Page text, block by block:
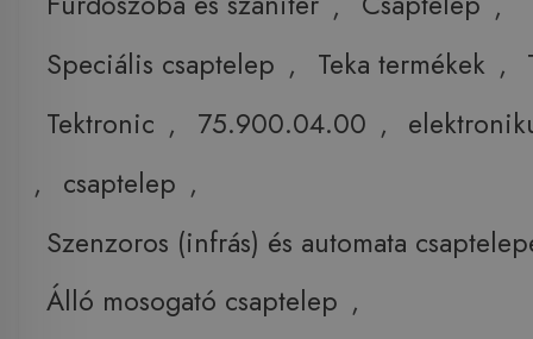
Speciális csaptelep , Teka termékek ,
Tektronic , 75.900.04.00 ,
,
csaptelep ,
Szenzoros (infrás) és automata
Álló mosogató csaptelep ,